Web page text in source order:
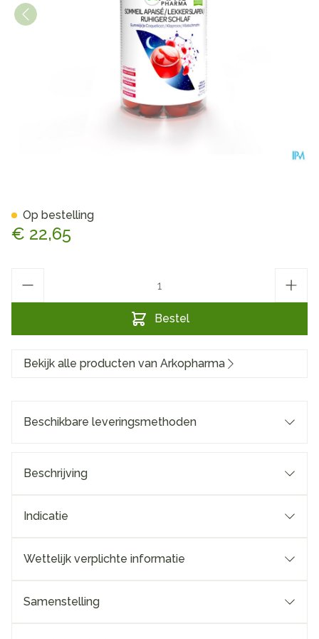
€ 22,65
Bestel
Op bestelling
Bekijk alle producten van Arkopharma
Beschikbare leveringsmethoden
Beschrijving
Indicatie
Wettelijk verplichte informatie
Samenstelling